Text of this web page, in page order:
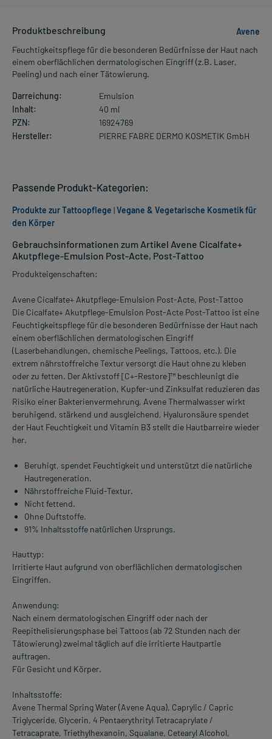
Produktbeschreibung
Avene
Feuchtigkeitspflege für die besonderen Bedürfnisse der Haut nach
einem oberflächlichen dermatologischen Eingriff (z.B. Laser,
Peeling) und nach einer Tätowierung.
Darreichung:
Emulsion
Inhalt:
40 ml
PZN:
16924769
Hersteller:
PIERRE FABRE DERMO KOSMETIK GmbH
Gebrauchsinformationen zum Artikel Avene Cicalfate+
Akutpflege-Emulsion Post-Acte, Post-Tattoo
Produkteigenschaften:
Avene Cicalfate+ Akutpflege-Emulsion Post-Acte, Post-Tattoo
Die Cicalfate+ Akutpflege-Emulsion Post-Acte Post-Tattoo ist eine
Feuchtigkeitspflege für die besonderen Bedürfnisse der Haut nach
einem oberflächlichen dermatologischen Eingriff
(Laserbehandlungen, chemische Peelings, Tattoos, etc.). Die
extrem nährstoffreiche Textur versorgt die Haut ohne zu kleben
oder zu fetten. Der Aktivstoff [C+-Restore]™ beschleunigt die
natürliche Hautregeneration, Kupfer-und Zinksulfat reduzieren das
Risiko einer Bakterienvermehrung, Avene Thermalwasser wirkt
beruhigend, stärkend und ausgleichend, Hyaluronsäure spendet
der Haut Feuchtigkeit und Vitamin B3 stellt die Hautbarreire wieder
her.
Beruhigt, spendet Feuchtigkeit und unterstützt die natürliche
Hautregeneration.
Nährstoffreiche Fluid-Textur.
Nicht fettend.
Ohne Duftstoffe.
91% Inhaltsstoffe natürlichen Ursprungs.
Hauttyp:
Irritierte Haut aufgrund von oberflächlichen dermatologischen
Eingriffen.
Anwendung:
Nach einem dermatologischen Eingriff oder nach der
Reepithelisierungsphase bei Tattoos (ab 72 Stunden nach der
Tätowierung) zweimal täglich auf die irritierte Hautpartie
auftragen.
Für Gesicht und Körper.
Inhaltsstoffe:
Avene Thermal Spring Water (Avene Aqua), Caprylic / Capric
Triglyceride, Glycerin, 4 Pentaerythrityl Tetracaprylate /
Tetracaprate, Triethylhexanoin, Squalane, Cetearyl Alcohol,
Passende Produkt-Kategorien:
Produkte zur Tattoopflege |Vegane & Vegetarische Kosmetik für
den Körper